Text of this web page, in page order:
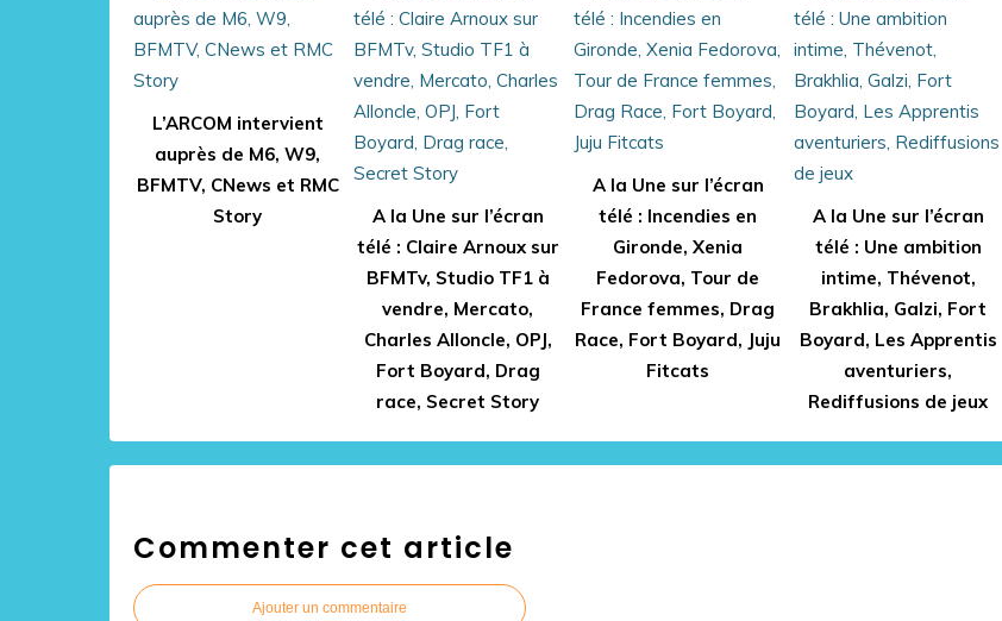
L’ARCOM intervient
auprès de M6, W9,
BFMTV, CNews et RMC
Story
A la Une sur l’écran
télé : Claire Arnoux sur
BFMTv, Studio TF1 à
vendre, Mercato,
Charles Alloncle, OPJ,
Fort Boyard, Drag
race, Secret Story
A la Une sur l’écran
télé : Incendies en
Gironde, Xenia
Fedorova, Tour de
France femmes, Drag
Race, Fort Boyard, Juju
Fitcats
A la Une sur l’écran
télé : Une ambition
intime, Thévenot,
Brakhlia, Galzi, Fort
Boyard, Les Apprentis
aventuriers,
Rediffusions de jeux
Commenter cet article
Ajouter un commentaire